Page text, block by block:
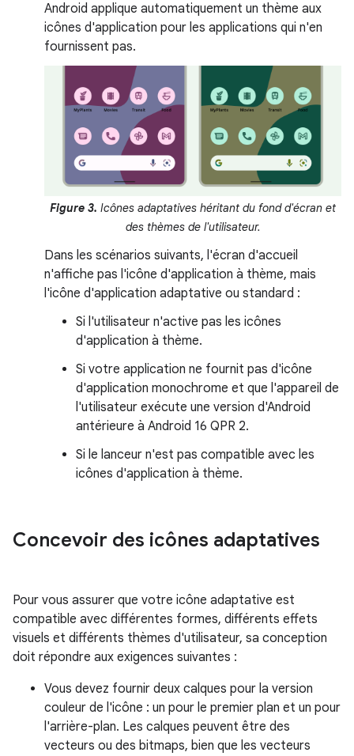
Android applique automatiquement un thème aux
icônes d'application pour les applications qui n'en
fournissent pas.
Figure 3. Icônes adaptatives héritant du fond d'écran et
des thèmes de l'utilisateur.
Dans les scénarios suivants, l'écran d'accueil
n'affiche pas l'icône d'application à thème, mais
l'icône d'application adaptative ou standard :
Si l'utilisateur n'active pas les icônes
d'application à thème.
Si votre application ne fournit pas d'icône
d'application monochrome et que l'appareil de
l'utilisateur exécute une version d'Android
antérieure à Android 16 QPR 2.
Si le lanceur n'est pas compatible avec les
icônes d'application à thème.
Concevoir des icônes adaptatives
Pour vous assurer que votre icône adaptative est
compatible avec différentes formes, différents effets
visuels et différents thèmes d'utilisateur, sa conception
doit répondre aux exigences suivantes :
Vous devez fournir deux calques pour la version
couleur de l'icône : un pour le premier plan et un pour
l'arrière-plan. Les calques peuvent être des
vecteurs ou des bitmaps, bien que les vecteurs